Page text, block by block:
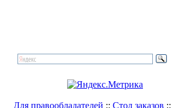
Для правообладателей :: Стол заказов ::